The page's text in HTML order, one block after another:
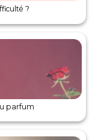
?
parfum